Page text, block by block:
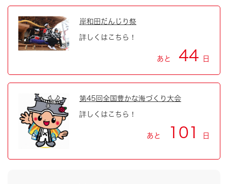
岸和田だんじり祭
詳しくはこちら！
あと 44 日
第45回全国豊かな海づくり大会
詳しくはこちら！
あと 101 日